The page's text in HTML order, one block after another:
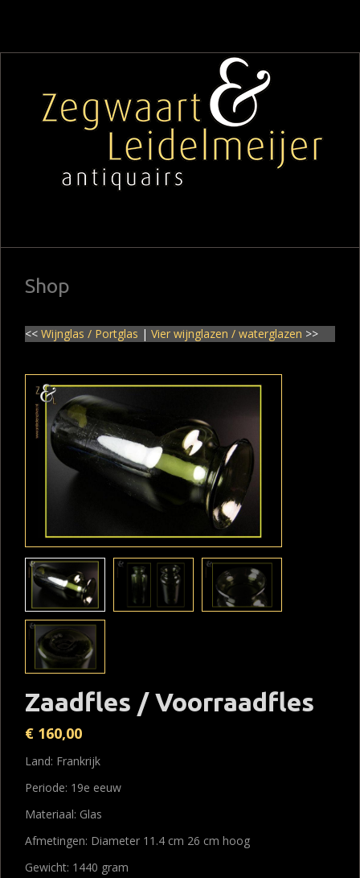
Shop
<< Wijnglas / Portglas | Vier wijnglazen / waterglazen >>
Zaadfles / Voorraadfles
€ 160,00
Land: Frankrijk
Periode: 19e eeuw
Materiaal: Glas
Afmetingen: Diameter 11.4 cm 26 cm hoog
Gewicht: 1440 gram